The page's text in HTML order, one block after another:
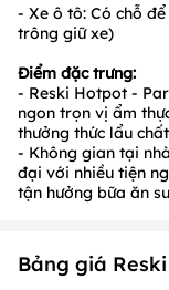
- Xe ô tô: Có chỗ
trông giữ xe)
Điểm đặc trưng:
- Reski Hotpot -
ngon trọn vị ẩm
thưởng thức lẩu
- Không gian tại
đại với nhiều tiện
tận hưởng bữa ăn
Bảng giá